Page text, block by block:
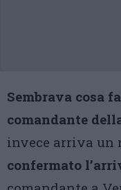
Sembrava cosa
comandante
invece arriva un
confermato